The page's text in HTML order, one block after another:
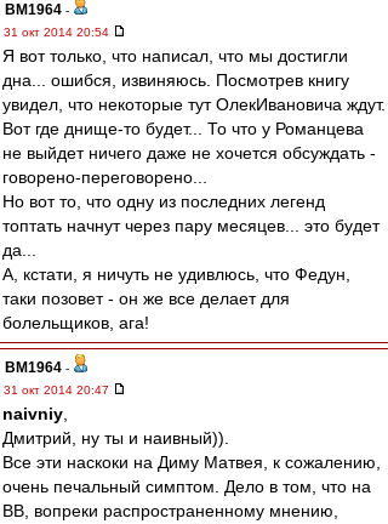
BM1964 -
31 окт 2014 20:54
Я вот только, что написал, что мы достигли
дна... ошибся, извиняюсь. Посмотрев книгу
увидел, что некоторые тут ОлекИвановича ждут.
Вот где днище-то будет... То что у Романцева
не выйдет ничего даже не хочется обсуждать -
говорено-переговорено...
Но вот то, что одну из последних легенд
топтать начнут через пару месяцев... это будет
да...
А, кстати, я ничуть не удивлюсь, что Федун,
таки позовет - он же все делает для
болельщиков, ага!
BM1964 -
31 окт 2014 20:47
naivniy
Дмитрий, ну ты и наивный)).
Все эти наскоки на Диму Матвея, к сожалению,
очень печальный симптом. Дело в том, что на
ВВ, вопреки распространенному мнению,